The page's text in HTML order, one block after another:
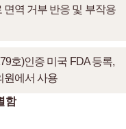
역 거부 반응 및 부작용
호)인증 미국 FDA 등록,
원에서 사용
함